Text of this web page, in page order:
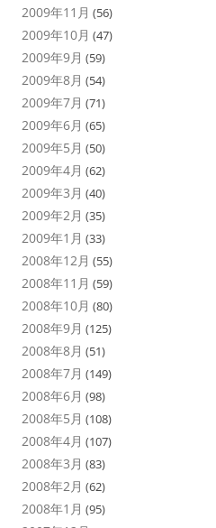
2009年11月 (56)
2009年10月 (47)
2009年9月 (59)
2009年8月 (54)
2009年7月 (71)
2009年6月 (65)
2009年5月 (50)
2009年4月 (62)
2009年3月 (40)
2009年2月 (35)
2009年1月 (33)
2008年12月 (55)
2008年11月 (59)
2008年10月 (80)
2008年9月 (125)
2008年8月 (51)
2008年7月 (149)
2008年6月 (98)
2008年5月 (108)
2008年4月 (107)
2008年3月 (83)
2008年2月 (62)
2008年1月 (95)